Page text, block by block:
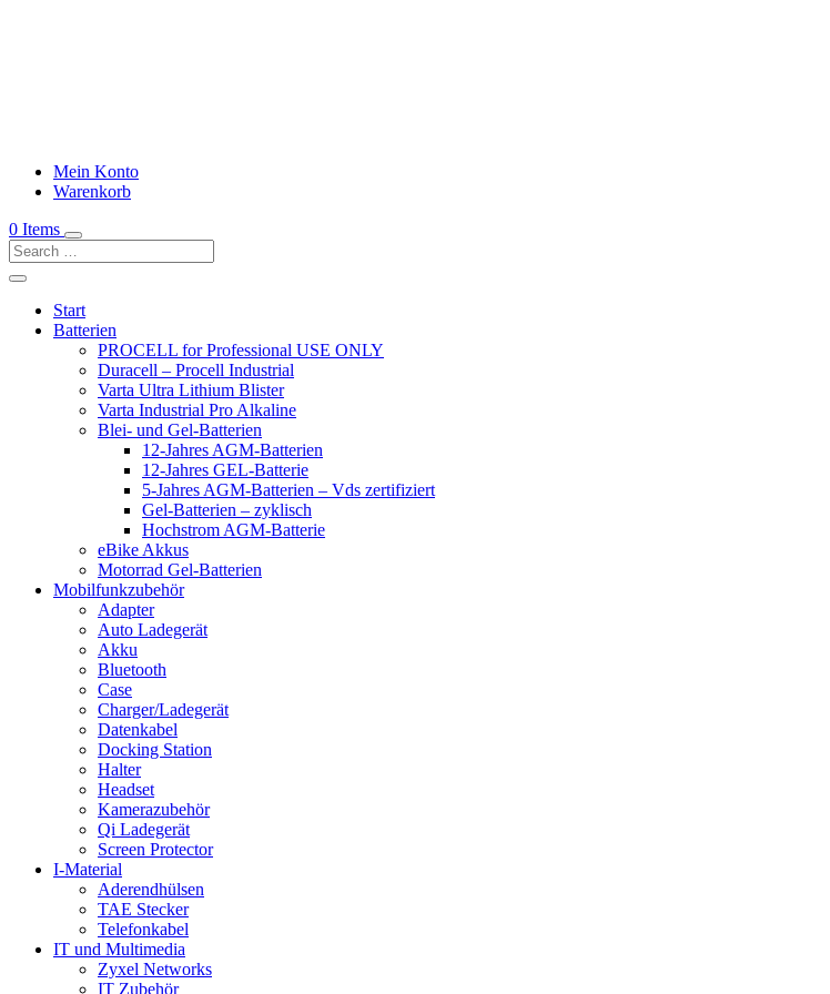
Mein Konto
Warenkorb
0 Items
Start
Batterien
PROCELL for Professional USE ONLY
Duracell – Procell Industrial
Varta Ultra Lithium Blister
Varta Industrial Pro Alkaline
Blei- und Gel-Batterien
12-Jahres AGM-Batterien
12-Jahres GEL-Batterie
5-Jahres AGM-Batterien – Vds zertifiziert
Gel-Batterien – zyklisch
Hochstrom AGM-Batterie
eBike Akkus
Motorrad Gel-Batterien
Mobilfunkzubehör
Adapter
Auto Ladegerät
Akku
Bluetooth
Case
Charger/Ladegerät
Datenkabel
Docking Station
Halter
Headset
Kamerazubehör
Qi Ladegerät
Screen Protector
I-Material
Aderendhülsen
TAE Stecker
Telefonkabel
IT und Multimedia
Zyxel Networks
IT Zubehör